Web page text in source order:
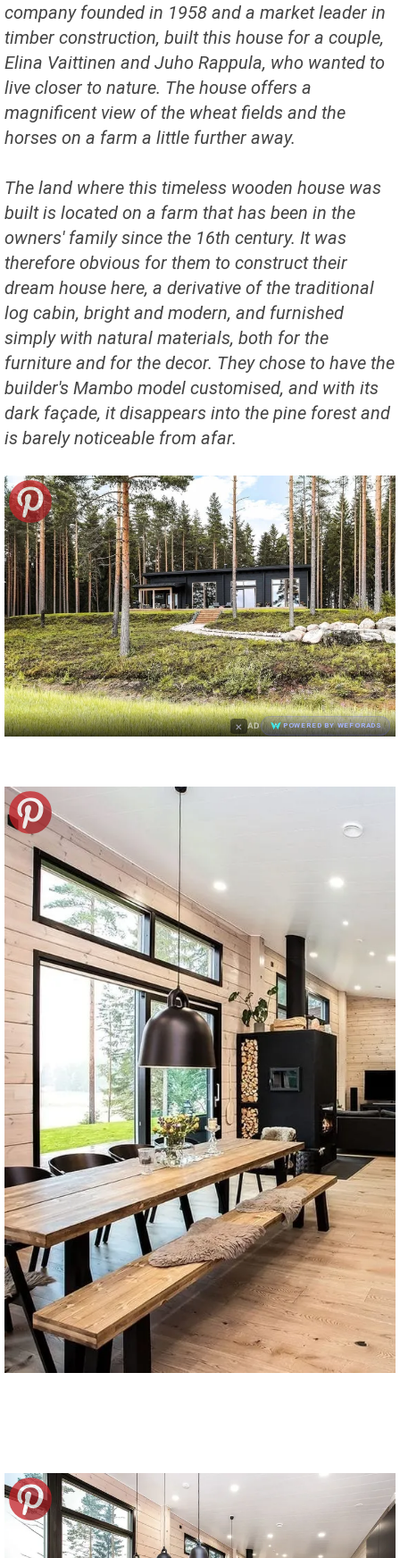
company founded in 1958 and a market leader in
timber construction, built this house for a couple,
Elina Vaittinen and Juho Rappula, who wanted to
live closer to nature. The house offers a
magnificent view of the wheat fields and the
horses on a farm a little further away.
The land where this timeless wooden house was
built is located on a farm that has been in the
owners' family since the 16th century. It was
therefore obvious for them to construct their
dream house here, a derivative of the traditional
log cabin, bright and modern, and furnished
simply with natural materials, both for the
furniture and for the decor. They chose to have the
builder's Mambo model customised, and with its
dark façade, it disappears into the pine forest and
is barely noticeable from afar.
× AD POWERED BY WEFORADS